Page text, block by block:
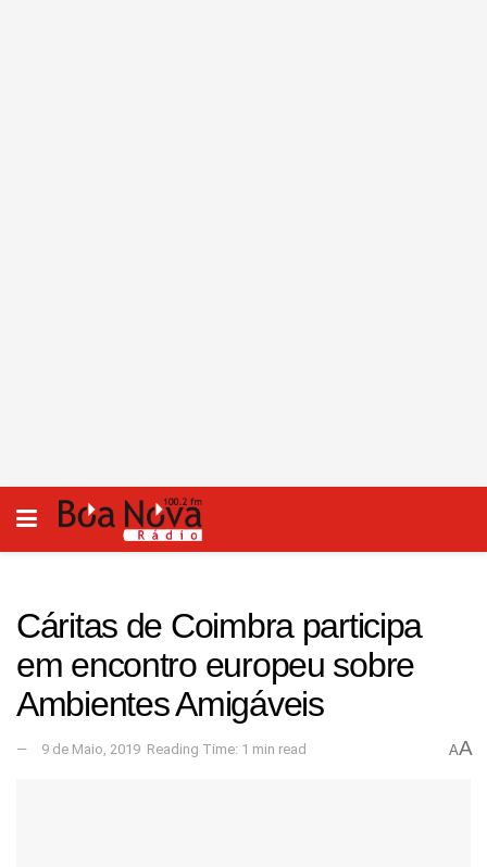
Cáritas de Coimbra participa
em encontro europeu sobre
Ambientes Amigáveis
9 de Maio, 2019 Reading Time: 1 min read AA